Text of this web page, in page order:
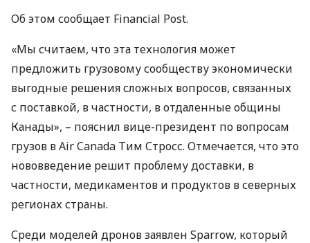
Об этом сообщает Financial Post.
«Мы считаем, что эта технология может
предложить грузовому сообществу экономически
выгодные решения сложных вопросов, связанных
с поставкой, в частности, в отдаленные общины
Канады», – пояснил вице-президент по вопросам
грузов в Air Canada Тим Стросс. Отмечается, что это
нововведение решит проблему доставки, в
частности, медикаментов и продуктов в северных
регионах страны.
Среди моделей дронов заявлен Sparrow, который